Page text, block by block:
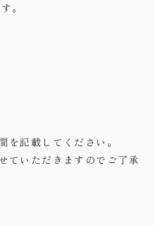
。
を記載してください。
ていただきますのでご了承